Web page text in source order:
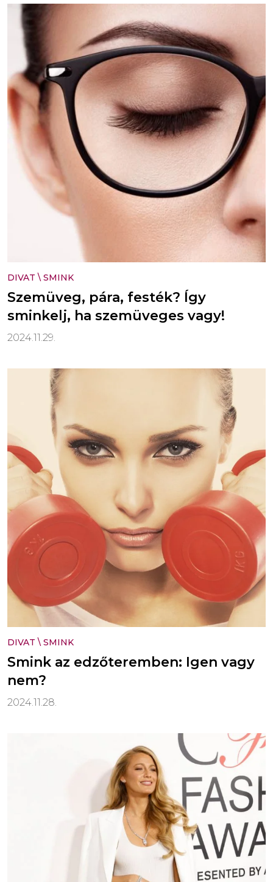
DIVAT \ SMINK
Szemüveg, pára, festék? Így
sminkelj, ha szemüveges vagy!
2024.11.29.
DIVAT \ SMINK
Smink az edzőteremben: Igen vagy
nem?
2024.11.28.